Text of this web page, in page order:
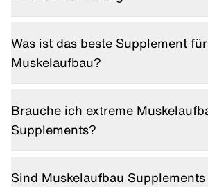
sinnvollsten Basics. Alles andere
Bedarf.
Was ist das beste Supplement
Muskelaufbau?
für mich die besten Ergebnisse.
Brauche ich extreme
Supplements?
nachhaltigen Nutzen und sind oft
Sind Muskelaufbau